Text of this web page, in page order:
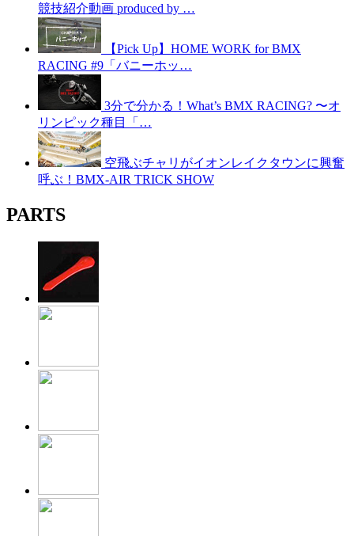
競技紹介動画 produced by …
【Pick Up】HOME WORK for BMX
RACING #9「バニーホッ…
3分で分かる！What’s BMX RACING? 〜オ
リンピック種目「…
空飛ぶチャリがイオンレイクタウンに興奮
呼ぶ！BMX-AIR TRICK SHOW
PARTS